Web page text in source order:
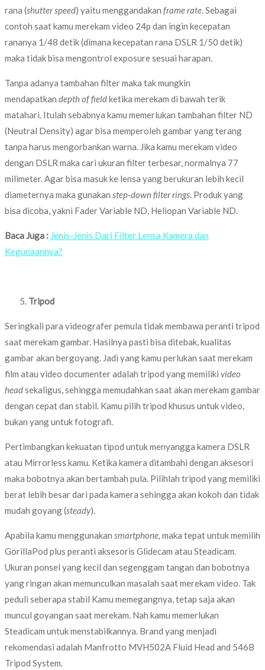
rana (shutter speed) yaitu menggandakan frame rate. Sebagai
contoh saat kamu merekam video 24p dan ingin kecepatan
rananya 1/48 detik (dimana kecepatan rana DSLR 1/50 detik)
maka tidak bisa mengontrol exposure sesuai harapan.
Tanpa adanya tambahan filter maka tak mungkin
mendapatkan depth of fieldketika merekam di bawah terik
matahari. Itulah sebabnya kamu memerlukan tambahan filter ND
(Neutral Density) agar bisa memperoleh gambar yang terang
tanpa harus mengorbankan warna. Jika kamu merekam video
dengan DSLR maka cari ukuran filter terbesar, normalnya 77
milimeter. Agar bisa masuk ke lensa yang berukuran lebih kecil
diameternya maka gunakan step-down filter rings. Produk yang
bisa dicoba, yakni Fader Variable ND, Heliopan Variable ND.
Baca Juga : Jenis-Jenis Dari Filter Lensa Kamera dan
Kegunaannya?
Tripod
Seringkali para videografer pemula tidak membawa peranti tripod
saat merekam gambar. Hasilnya pasti bisa ditebak, kualitas
gambar akan bergoyang. Jadi yang kamu perlukan saat merekam
film atau video documenter adalah tripod yang memiliki video
headsekaligus, sehingga memudahkan saat akan merekam gambar
dengan cepat dan stabil. Kamu pilih tripod khusus untuk video,
bukan yang untuk fotografi.
Pertimbangkan kekuatan tipod untuk menyangga kamera DSLR
atau Mirrorless kamu. Ketika kamera ditambahi dengan aksesori
maka bobotnya akan bertambah pula. Pilihlah tripod yang memiliki
berat lebih besar dari pada kamera sehingga akan kokoh dan tidak
mudah goyang (steady).
Apabila kamu menggunakan smartphone, maka tepat untuk memilih
GorillaPod plus peranti aksesoris Glidecam atau Steadicam.
Ukuran ponsel yang kecil dan segenggam tangan dan bobotnya
yang ringan akan memunculkan masalah saat merekam video. Tak
peduli seberapa stabil Kamu memegangnya, tetap saja akan
muncul goyangan saat merekam. Nah kamu memerlukan
Steadicam untuk menstabilkannya. Brand yang menjadi
rekomendasi adalah Manfrotto MVH502A Fluid Head and 546B
Tripod System.